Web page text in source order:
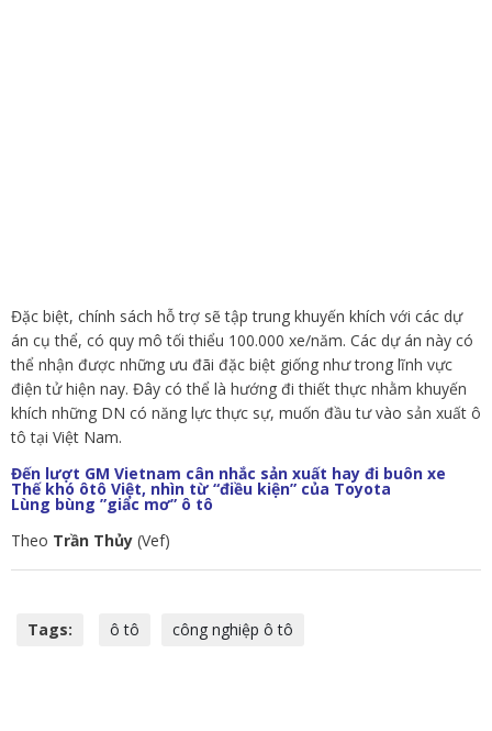
Đặc biệt, chính sách hỗ trợ sẽ tập trung khuyến khích với các dự
án cụ thể, có quy mô tối thiểu 100.000 xe/năm. Các dự án này có
thể nhận được những ưu đãi đặc biệt giống như trong lĩnh vực
điện tử hiện nay. Đây có thể là hướng đi thiết thực nhằm khuyến
khích những DN có năng lực thực sự, muốn đầu tư vào sản xuất ô
tô tại Việt Nam.
Đến lượt GM Vietnam cân nhắc sản xuất hay đi buôn xe
Thế khó ôtô Việt, nhìn từ “điều kiện” của Toyota
Lùng bùng ”giấc mơ” ô tô
Theo Trần Thủy (Vef)
Tags: ô tô công nghiệp ô tô